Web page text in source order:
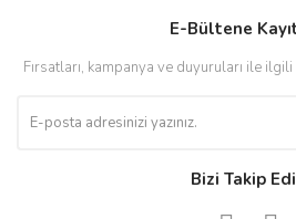
E-Bültene
Fırsatları, kampanya ve duyuruları ile
Bizi Takip